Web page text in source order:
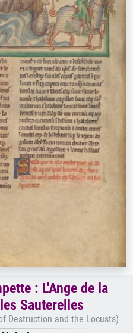
: L'Ange de la
Sauterelles
Destruction and the Locusts)